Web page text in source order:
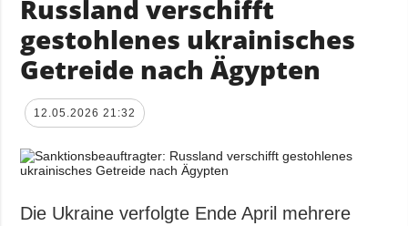
Russland verschifft
gestohlenes ukrainisches
Getreide nach Ägypten
12.05.2026 21:32
Die Ukraine verfolgte Ende April mehrere